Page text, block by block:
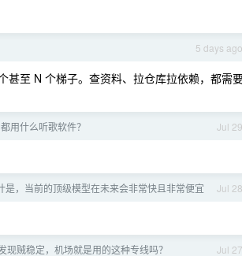
5 days ago
甚至 N 个梯子。查资料、拉仓库拉依赖，都需
Jul 29
用什么听歌软件？
Jul 28
，当前的顶级模型在未来会非常快且非常便宜
Jul 27
贼稳定，机场就是用的这种专线吗？